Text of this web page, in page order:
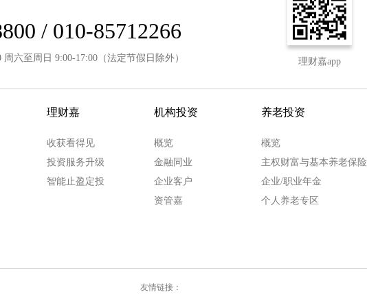
理财嘉app
/ 010-85712266
周六至周日 9:00-17:00（法定节假日除外）
理财嘉
收获看得见
投资服务升级
智能止盈定投
机构投资
概览
金融同业
企业客户
资管嘉
养老投资
概览
主权财富与基本养老保险
企业/职业年金
个人养老专区
友情链接：